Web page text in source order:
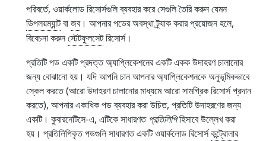
পরিবর্তে, ওয়ার্কলোড রিসোর্সগুলি ব্যবহার করে সেগুলি তৈরি করুন যেমন
ডিপলয়ম্যান্টবাজব। আপনার পডের অবস্থা ট্র্যাক করার প্রয়োজন হলে,
বিবেচনা করুনস্টেটফুলসেটরিসোর্স।
প্রতিটি পড একটি প্রদত্ত অ্যাপ্লিকেশনের একটি একক উদাহরণ চালানোর
জন্য বোঝানো হয়। যদি আপনি চান আপনার অ্যাপ্লিকেশনকে অনুভূমিকভাবে
স্কেল করতে (আরো উদাহরণ চালানোর মাধ্যমে আরো সামগ্রিক রিসোর্স প্রদান
করতে), আপনার একাধিক পড ব্যবহার করা উচিত, প্রতিটি উদাহরণের জন্য
একটি। কুবারনেটিসে-এ, এটিকে সাধারণত প্রতিলিপিহিসাবে উল্লেখ করা
হয়। প্রতিলিপিকৃত পডগুলি সাধারণত একটি ওয়ার্কলোড রিসোর্সকন্ট্রোলার